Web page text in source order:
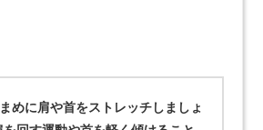
めに肩や首をストレッチしましょ